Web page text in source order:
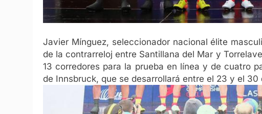
Javier Mínguez, seleccionador nacional élite
de la contrarreloj entre Santillana del Mar y
13 corredores para la prueba en línea y de cuatro
de Innsbruck, que se desarrollará entre el 23 y el 30